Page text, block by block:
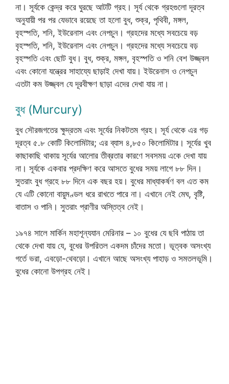
না। সূর্যকে কেন্দ্র করে ঘুরছে আটটি গ্রহ। সূর্য থেকে গ্রহগুলো দূরত্ব
অনুযায়ী পর পর যেভাবে রয়েছে তা হলো বুধ, শুক্র, পৃথিবী, মঙ্গল,
বৃহস্পতি, শনি, ইউরেনাস এবং নেপচুন। গ্রহদের মধ্যে সবচেয়ে বড়
বৃহস্পতি, শনি, ইউরেনাস এবং নেপচুন। গ্রহদের মধ্যে সবচেয়ে বড়
বৃহস্পতি এবং ছোট বুধ। বুধ, শুক্র, মঙ্গল, বৃহস্পতি ও শনি বেশ উজ্জ্বল
এবং কোনো যন্ত্রের সাহায্যে ছাড়াই দেখা যায়। ইউরেনাস ও নেপচুন
এতটা কম উজ্জ্বল যে দূরবীক্ষণ ছাড়া এদের দেখা যায় না।
বুধ (Murcury)
বুধ সৌরজগতের ক্ষুদ্রতম এবং সূর্যের নিকটতম গ্রহ। সূর্য থেকে এর গড়
দূরত্ব ৫.৮ কোটি কিলোমিটার; এর ব্যাস ৪,৮৫০ কিলোমিটার। সূর্যের খুব
কাছাকাছি থাকায় সূর্যের আলোর তীব্রতার কারণে সবসময় একে দেখা যায়
না। সূর্যকে একবার প্রদক্ষিণ করে আসতে বুধের সময় লাগে ৮৮ দিন।
সুতরাং বুধ গ্রহে ৮৮ দিনে এক বছর হয়। বুধের মাধ্যাকর্ষণ বল এত কম
যে এটি কোনো বায়ুমণ্ডল ধরে রাখতে পারে না। এখানে নেই মেঘ, বৃষ্টি,
বাতাস ও পানি। সুতরাং প্রাণীর অস্তিত্ব নেই।
১৯৭৪ সালে মার্কিন মহাশূন্যযান মেরিনার – ১০ বুধের যে ছবি পাঠায় তা
থেকে দেখা যায় যে, বুধের উপরিতল একদম চাঁদের মতো। ভূত্বক অসংখ্য
গর্তে ভরা, এবড়ো-থেবড়ো। এখানে আছে অসংখ্য পাহাড় ও সমতলভূমি।
বুধের কোনো উপগ্রহ নেই।